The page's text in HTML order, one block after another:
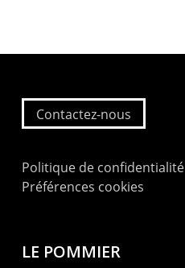
Contactez-nous
Politique de confidentialité
Préférences cookies
LE POMMIER